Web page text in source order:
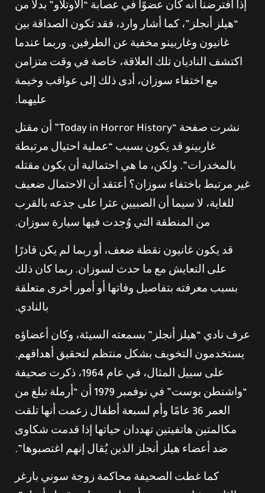
إذا افترضنا أنه كان عضوًا في عصابة “الأوتلاو” بدلاً من
“هيلز أنجلز”، كما أشار وارد، فقد تكون الصداقة بين
غانيون وغاربينو مخفية عن الطرفين. وربما عندما
اكتشف الناديان تلك العلاقة، خاصة في وقت متزامن
مع اختفاء سوزان، أدى ذلك إلى عواقب وخيمة
عليهما.
نشرت صفحة “Today in Horror History” أن مقتل
غاربينو قد يكون بسبب “عملية احتيال مرتبطة
بالمخدرات”. ولكن، ما هي احتمالية أن يكون مقتله
غير مرتبط باختفاء سوزان؟ أعتقد أن الاحتمال ضعيف
للغاية، لا سيما أن الصبيين عثرا على جذعه بالقرب
من المنطقة التي وُجدت فيها سيارة سوزان.
قد يكون غانيون نقطة ضعف، أو ربما لم يكن قادرًا
على التعايش مع ما حدث لسوزان. ربما كان ذلك
بسبب معرفته بتفاصيل وفاتها أو أمور أخرى متعلقة
بالنادي.
عرف نادي “هيلز أنجلز” بسمعته السيئة، وكان أعضاؤه
يستخدمون التخويف بشكل منتظم لتحقيق أهدافهم.
على سبيل المثال، في عام 1964، ذكرت صحيفة
“واشنطن بوست” في نوفمبر 1979 أن “أرملة تبلغ من
العمر 36 عامًا وأم لسبعة أطفال زعمت أنها تلقت
مكالمتين هاتفيتين تهددان حياتها إذا قدمت شكاوى
ضد أعضاء هيلز أنجلز الذين يُقال إنهم اغتصبوها”.
كما غطت الصحيفة محاكمة زوجة سوني بارغر